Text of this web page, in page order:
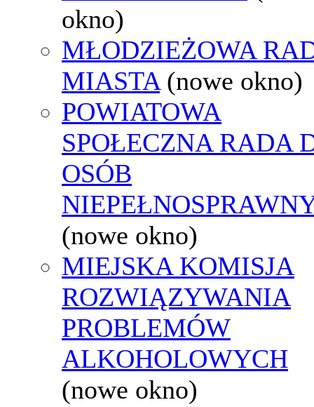
okno)
MŁODZIEŻOWA
MIASTA (nowe okno)
POWIATOWA
SPOŁECZNA RADA
OSÓB
(nowe okno)
MIEJSKA KOMISJA
ROZWIĄZYWANIA
PROBLEMÓW
ALKOHOLOWYCH
(nowe okno)